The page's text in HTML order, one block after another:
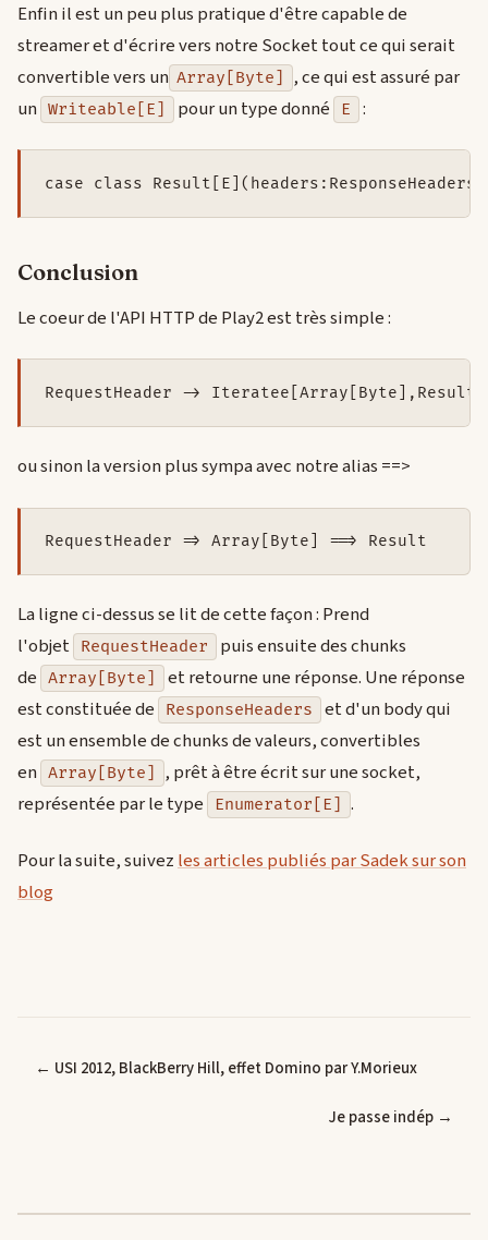
Enfin il est un peu plus pratique d'être capable de
streamer et d'écrire vers notre Socket tout ce qui serait
convertible vers un Array[Byte]
, ce qui est assuré par
un Writeable[E] pour un type donné E :
case class
Conclusion
Le coeur de l'API HTTP de Play2 est très simple :
RequestHeader -> Iteratee[Array[Byte],Result]
ou sinon la version plus sympa avec notre alias ==>
RequestHeader => Array[Byte] ==> Result
La ligne ci-dessus se lit de cette façon : Prend
l'objet RequestHeader
puis ensuite des chunks
de Array[Byte]
et retourne une réponse. Une réponse
est constituée de
ResponseHeaders
et d'un body qui
est un ensemble de chunks de valeurs, convertibles
en Array[Byte]
, prêt à être écrit sur une socket,
représentée par le type
Enumerator[E] .
Pour la suite, suivez les articles publiés par Sadek sur son
blog
← USI 2012, BlackBerry Hill, effet Domino par Y.Morieux
Je passe indép →